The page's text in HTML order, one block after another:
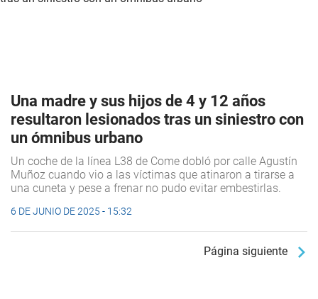
Una madre y sus hijos de 4 y 12 años
resultaron lesionados tras un siniestro con
un ómnibus urbano
Un coche de la línea L38 de Come dobló por calle Agustín
Muñoz cuando vio a las víctimas que atinaron a tirarse a
una cuneta y pese a frenar no pudo evitar embestirlas.
6 DE JUNIO DE 2025 - 15:32
Página siguiente